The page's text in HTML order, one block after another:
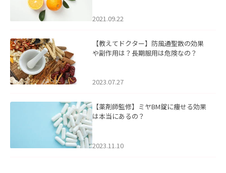
2021.09.22
【教えてドクター】防風通聖散の効果
や副作用は？長期服用は危険なの？
2023.07.27
【薬剤師監修】ミヤBM錠に痩せる効果
は本当にあるの？
2023.11.10